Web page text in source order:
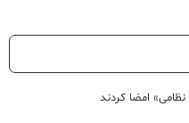
امضا کردند